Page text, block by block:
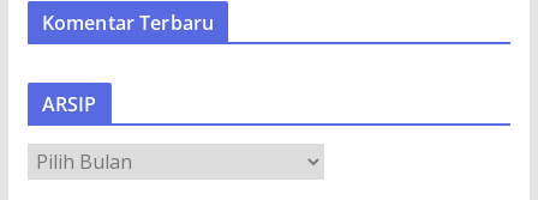
Komentar Terbaru
ARSIP
R